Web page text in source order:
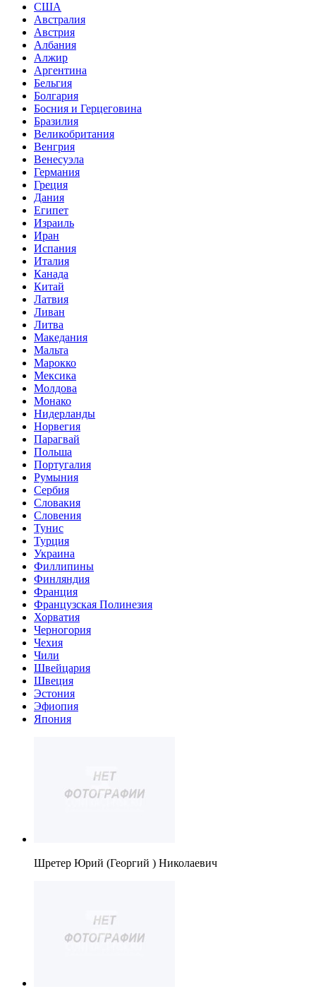
США
Австралия
Австрия
Албания
Алжир
Аргентина
Бельгия
Болгария
Босния и Герцеговина
Бразилия
Великобритания
Венгрия
Венесуэла
Германия
Греция
Дания
Египет
Израиль
Иран
Испания
Италия
Канада
Китай
Латвия
Ливан
Литва
Македания
Мальта
Марокко
Мексика
Молдова
Монако
Нидерланды
Норвегия
Парагвай
Польша
Португалия
Румыния
Сербия
Словакия
Словения
Тунис
Турция
Украина
Филлипины
Финляндия
Франция
Французская Полинезия
Хорватия
Черногория
Чехия
Чили
Швейцария
Швеция
Эстония
Эфиопия
Япония
Шретер Юрий (Георгий ) Николаевич